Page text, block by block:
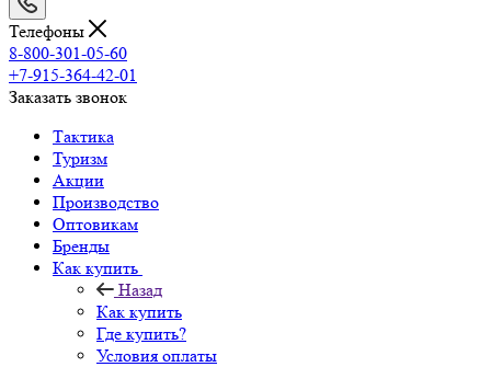
Телефоны
8-800-301-05-60
+7-915-364-42-01
Заказать звонок
Тактика
Туризм
Акции
Производство
Оптовикам
Бренды
Как купить
Назад
Как купить
Где купить?
Условия оплаты